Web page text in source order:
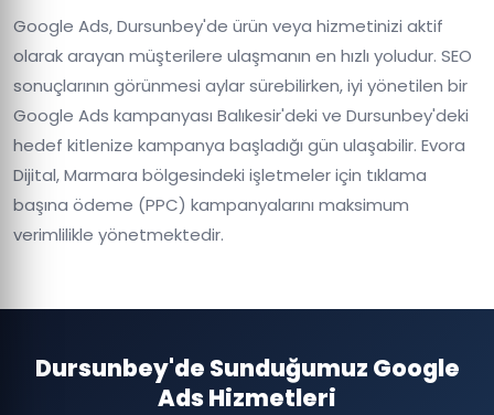
Google Ads, Dursunbey'de ürün veya hizmetinizi aktif
olarak arayan müşterilere ulaşmanın en hızlı yoludur. SEO
sonuçlarının görünmesi aylar sürebilirken, iyi yönetilen bir
Google Ads kampanyası Balıkesir'deki ve Dursunbey'deki
hedef kitlenize kampanya başladığı gün ulaşabilir. Evora
Dijital, Marmara bölgesindeki işletmeler için tıklama
başına ödeme (PPC) kampanyalarını maksimum
verimlilikle yönetmektedir.
Dursunbey'de Sunduğumuz Google
Ads Hizmetleri